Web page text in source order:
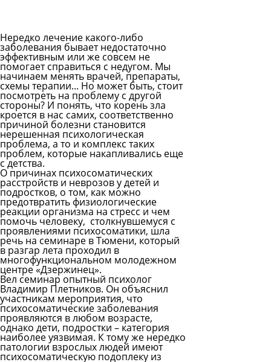
Нередко лечение какого-либо
заболевания бывает недостаточно
эффективным или же совсем не
помогает справиться с недугом. Мы
начинаем менять врачей, препараты,
схемы терапии... Но может быть, стоит
посмотреть на проблему с другой
стороны? И понять, что корень зла
кроется в нас самих, соответственно
причиной болезни становится
нерешенная психологическая
проблема, а то и комплекс таких
проблем, которые накапливались еще
с детства.
О причинах психосоматических
расстройств и неврозов у детей и
подростков, о том, как можно
предотвратить физиологические
реакции организма на стресс и чем
помочь человеку, столкнувшемуся с
проявлениями психосоматики, шла
речь на семинаре в Тюмени, который
в разгар лета проходил в
многофункциональном молодежном
центре «Дзержинец».
Вел семинар опытный психолог
Владимир Плетников. Он объяснил
участникам мероприятия, что
психосоматические заболевания
проявляются в любом возрасте,
однако дети, подростки – категория
наиболее уязвимая. К тому же нередко
патологии взрослых людей имеют
психосоматическую подоплеку из